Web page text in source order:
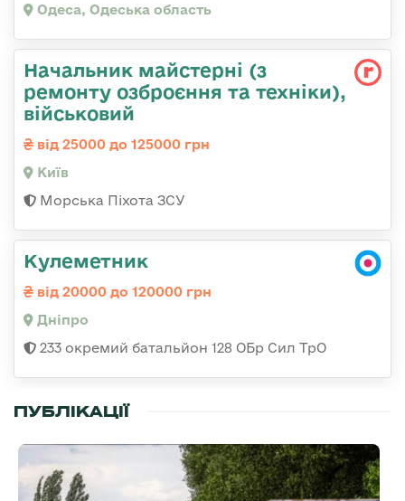
Одеса, Одеська область
Начальник майстеpні (з
ремонту озбpоєння та техніки),
військовий
від 25000 до 125000 грн
Київ
Морська Піхота ЗСУ
Кулеметник
від 20000 до 120000 грн
Дніпро
233 окремий батальйон 128 ОБр Сил ТрО
ПУБЛІКАЦІЇ